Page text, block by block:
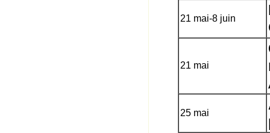
21 mai-8 juin
21 mai
25 mai